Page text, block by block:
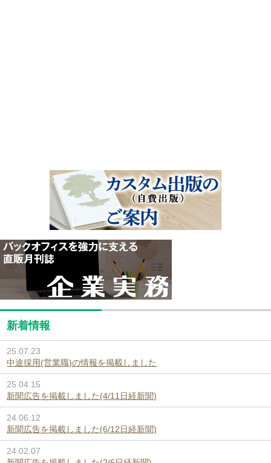
新着情報
25.07.23
中途採用(営業職)の情報を掲載しました
25.04.15
新聞広告を掲載しました(4/11日経新聞)
24.06.12
新聞広告を掲載しました(6/12日経新聞)
24.02.07